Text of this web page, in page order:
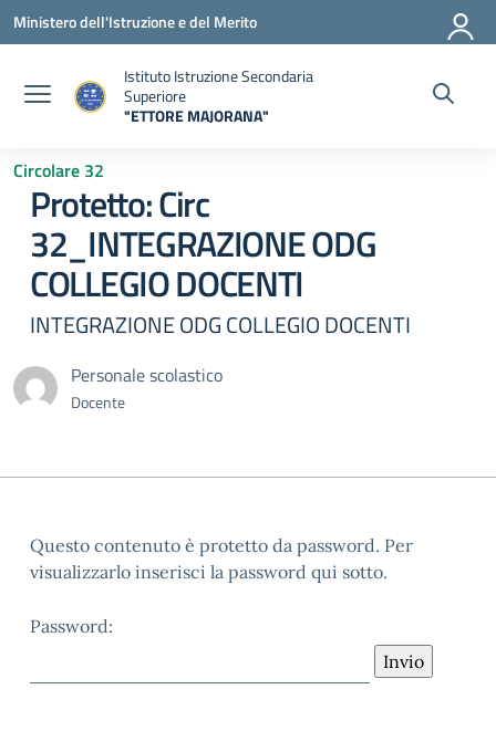
Vai ai contenuti
Vai al menu di navigazione
Vai al footer
Ministero dell'Istruzione e del Merito
Istituto Istruzione Secondaria
Superiore
"ETTORE MAJORANA"
Circolare 32
Protetto: Circ
32_INTEGRAZIONE ODG
COLLEGIO DOCENTI
INTEGRAZIONE ODG COLLEGIO DOCENTI
Personale scolastico
Docente
Questo contenuto è protetto da password. Per
visualizzarlo inserisci la password qui sotto.
Password: